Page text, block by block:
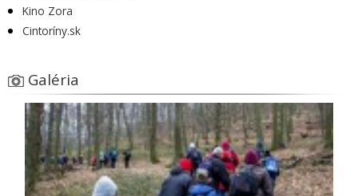
Kino Zora
Cintoríny.sk
Galéria